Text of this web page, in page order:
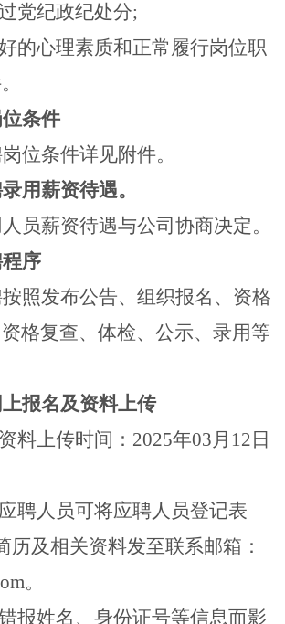
党纪政纪处分;
的心理素质和正常履行岗位职
位条件
位条件详见附件。
录用薪资待遇。
员薪资待遇与公司 协商决定。
序
照发布公告、组织报名、资格
格复查、体检、公示、录用等
上报名及资料上传
料上传时间：2025年03月 12 日
聘人员可将应聘人员登记表
历及相关资料发至联系邮箱：
。
报姓名、身份证号等信息而影